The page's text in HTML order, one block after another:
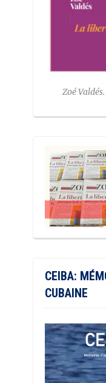
Zoé
CEIBA:
CUBAINE